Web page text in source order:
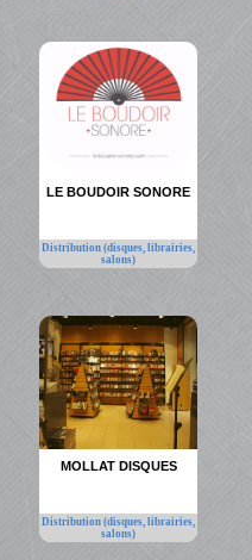
LE BOUDOIR SONORE
Distribution (disques, librairies,
salons)
MOLLAT DISQUES
Distribution (disques, librairies,
salons)